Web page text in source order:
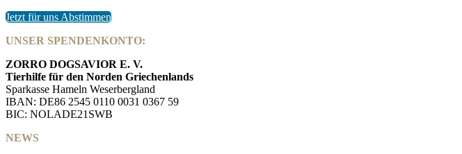
Jetzt für uns Abstimmen
UNSER SPENDENKONTO:
ZORRO DOGSAVIOR E. V.
Tierhilfe für den Norden Griechenlands
Sparkasse Hameln Weserbergland
IBAN: DE86 2545 0110 0031 0367 59
BIC: NOLADE21SWB
NEWS